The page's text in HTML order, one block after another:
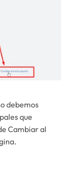
debemos
que
Cambiar al